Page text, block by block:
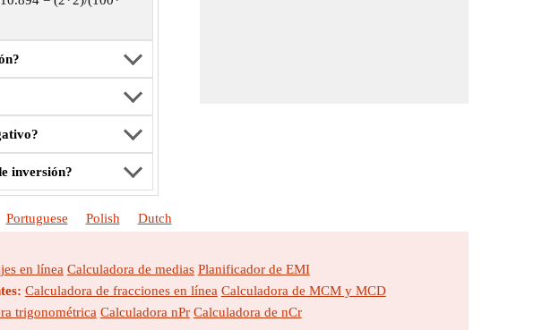
inversión?
Portuguese Polish Dutch
en línea Calculadora de medias Planificador de EMI
Calculadora de fracciones en línea Calculadora de MCM y MCD
trigonométrica Calculadora nPr Calculadora de nCr